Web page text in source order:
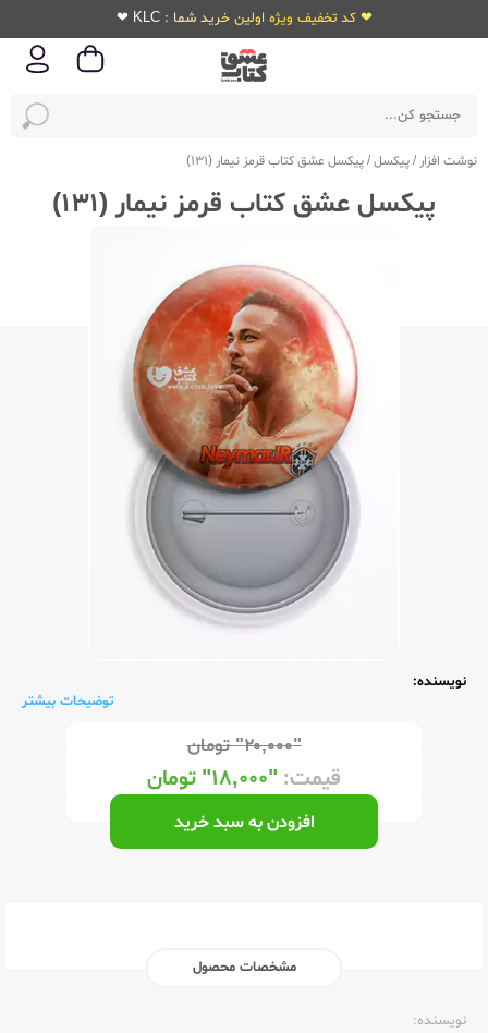
❤ کد تخفیف ویژه اولین خرید شما : KLC ❤
نوشت افزار /پیکسل/پیکسل عشق کتاب قرمز نیمار (131)
پیکسل عشق کتاب قرمز نیمار (131)
نویسنده:
توضیحات بیشتر
"۲۰,۰۰۰" تومان
قیمت: "۱۸,۰۰۰" تومان
افزودن به سبد خرید
مشخصات محصول
نویسنده:‌